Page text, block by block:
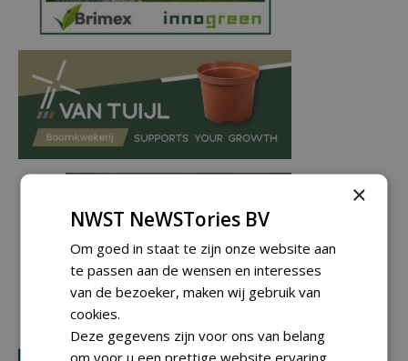
×
NWST NeWSTories BV
Om goed in staat te zijn onze website aan
te passen aan de wensen en interesses
van de bezoeker, maken wij gebruik van
cookies.
Deze gegevens zijn voor ons van belang
om voor u een prettige website ervaring